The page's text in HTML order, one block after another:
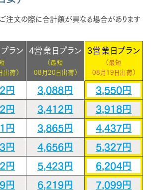
注文の際に合計額が異なる場合があります
ラン
荷）
4営業日プラン
（最短
08月20日出荷）
3営業日プラン
（最短
08月19日出荷）
円 3,088円 3,550円
円 3,412円 3,918円
円 3,865円 4,437円
円 4,656円 5,327円
円 5,423円 6,204円
円 6,219円 7,099円